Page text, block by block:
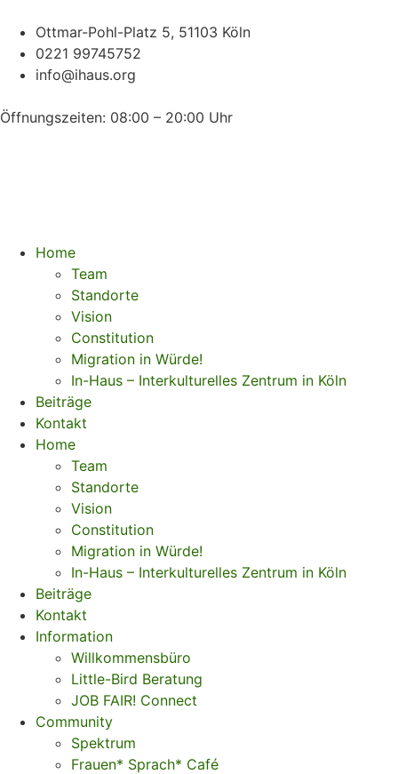
Ottmar-Pohl-Platz 5, 51103 Köln
0221 99745752
info@ihaus.org
Öffnungszeiten: 08:00 – 20:00 Uhr
Home
Team
Standorte
Vision
Constitution
Migration in Würde!
In-Haus – Interkulturelles Zentrum in Köln
Beiträge
Kontakt
Home
Team
Standorte
Vision
Constitution
Migration in Würde!
In-Haus – Interkulturelles Zentrum in Köln
Beiträge
Kontakt
Information
Willkommensbüro
Little-Bird Beratung
JOB FAIR! Connect
Community
Spektrum
Frauen* Sprach* Café